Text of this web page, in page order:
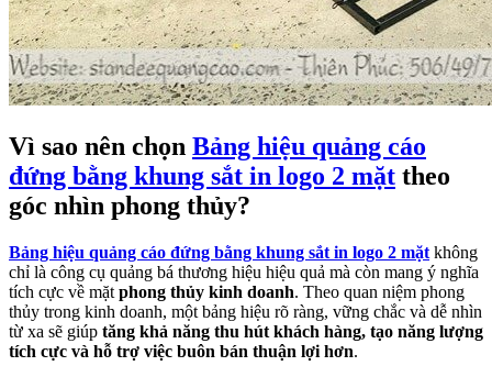
Vì sao nên chọn Bảng hiệu quảng cáo
đứng bằng khung sắt in logo 2 mặt theo
góc nhìn phong thủy?
Bảng hiệu quảng cáo đứng bằng khung sắt in logo 2 mặt không
chỉ là công cụ quảng bá thương hiệu hiệu quả mà còn mang ý nghĩa
tích cực về mặt phong thủy kinh doanh. Theo quan niệm phong
thủy trong kinh doanh, một bảng hiệu rõ ràng, vững chắc và dễ nhìn
từ xa sẽ giúp tăng khả năng thu hút khách hàng, tạo năng lượng
tích cực và hỗ trợ việc buôn bán thuận lợi hơn.